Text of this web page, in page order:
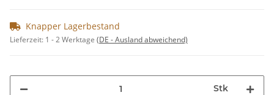
Knapper Lagerbestand
Lieferzeit: 1 - 2 Werktage (DE - Ausland abweichend)
Stk